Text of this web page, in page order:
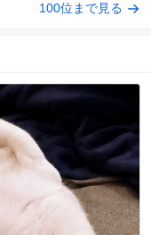
100位まで見る